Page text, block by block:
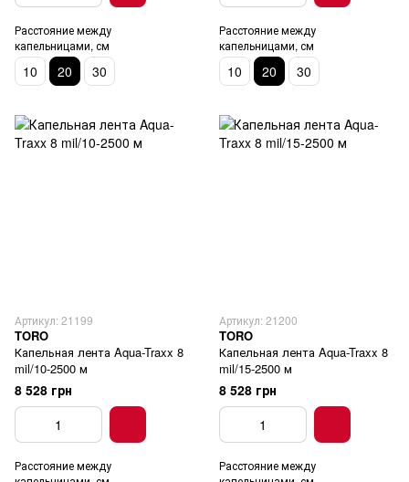
Расстояние между
капельницами, см
10 20 30
Расстояние между
капельницами, см
10 20 30
Артикул: 21199
TORO
Капельная лента Aqua-Traxx 8
mil/10-2500 м
8 528 грн
Расстояние между
Артикул: 21200
TORO
Капельная лента Aqua-Traxx 8
mil/15-2500 м
8 528 грн
Расстояние между